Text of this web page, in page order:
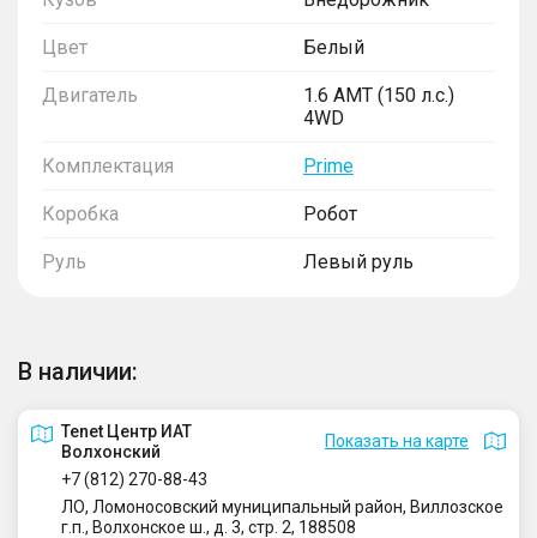
Цвет Белый
Двигатель
1.6 AMT (150 л.с.)
4WD
Комплектация Prime
Коробка Робот
Руль Левый руль
В наличии:
Tenet Центр ИАТ
Волхонский
Показать на карте
+7 (812) 270-88-43
ЛО, Ломоносовский муниципальный район, Виллозское
г.п., Волхонское ш., д. 3, стр. 2, 188508